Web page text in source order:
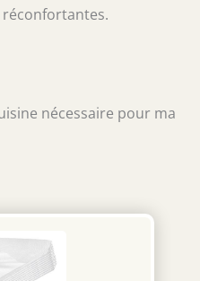
réconfortantes.
nécessaire pour ma